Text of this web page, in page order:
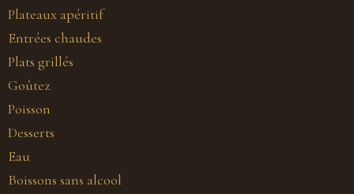
Plateaux apéritif
Entrées chaudes
Plats grillés
Goûtez
Poisson
Desserts
Eau
Boissons sans alcool